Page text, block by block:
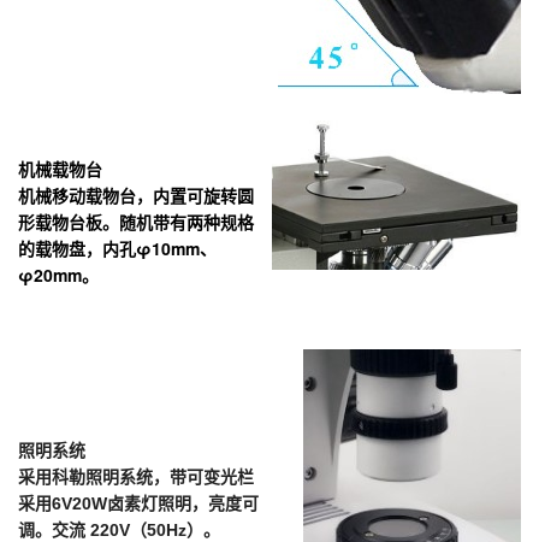
机械载物台
机械移动载物台，内置可旋转圆
形载物台板。随机带有两种规格
的载物盘，内孔φ10mm、
φ20mm。
照明系统
采用科勒照明系统，带可变光栏
采用6V20W卤素灯照明，亮度可
调。交流 220V（50Hz）。